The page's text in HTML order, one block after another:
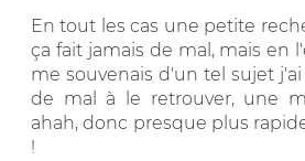
En tout les cas une petite
ça fait jamais de mal, mais en
me souvenais d'un tel sujet
de mal à le retrouver, une
ahah, donc presque plus
!